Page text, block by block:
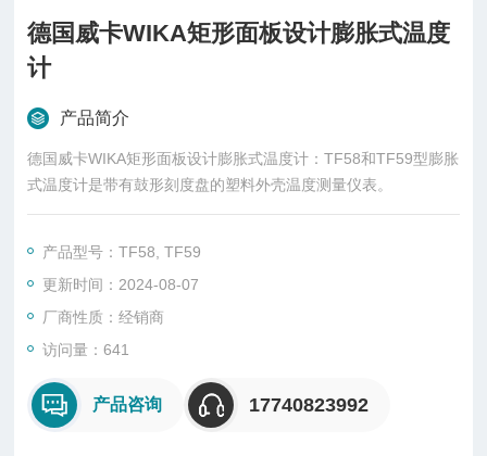
德国威卡WIKA矩形面板设计膨胀式温度
计
产品简介
德国威卡WIKA矩形面板设计膨胀式温度计：TF58和TF59型膨胀
式温度计是带有鼓形刻度盘的塑料外壳温度测量仪表。
产品型号：TF58, TF59
更新时间：2024-08-07
厂商性质：经销商
访问量：641
产品咨询 17740823992